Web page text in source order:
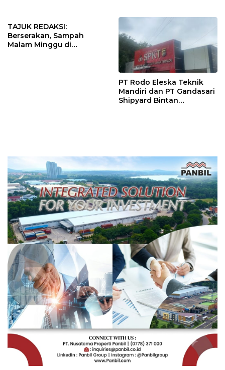
TAJUK REDAKSI:
Berserakan, Sampah
Malam Minggu di
PT Rodo Eleska Teknik
Mandiri dan PT Gandasari
Shipyard Bintan